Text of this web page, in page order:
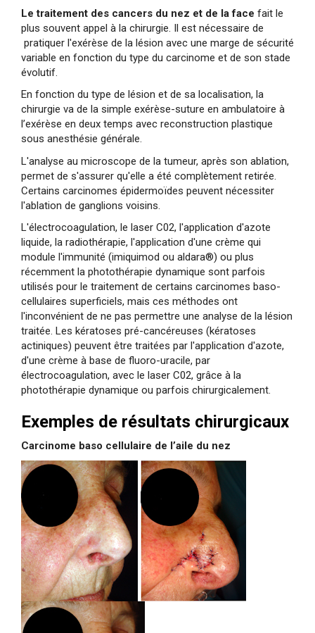
Le traitement des cancers du nez et de la face fait le
plus souvent appel à la chirurgie. Il est nécessaire de
pratiquer l'exérèse de la lésion avec une marge de sécurité
variable en fonction du type du carcinome et de son stade
évolutif.
En fonction du type de lésion et de sa localisation, la
chirurgie va de la simple exérèse-suture en ambulatoire à
l’exérèse en deux temps avec reconstruction plastique
sous anesthésie générale.
L'analyse au microscope de la tumeur, après son ablation,
permet de s'assurer qu'elle a été complètement retirée.
Certains carcinomes épidermoïdes peuvent nécessiter
l'ablation de ganglions voisins.
L'électrocoagulation, le laser C02, l'application d'azote
liquide, la radiothérapie, l'application d'une crème qui
module l'immunité (imiquimod ou aldara®) ou plus
récemment la photothérapie dynamique sont parfois
utilisés pour le traitement de certains carcinomes baso-
cellulaires superficiels, mais ces méthodes ont
l'inconvénient de ne pas permettre une analyse de la lésion
traitée. Les kératoses pré-cancéreuses (kératoses
actiniques) peuvent être traitées par l'application d'azote,
d'une crème à base de fluoro-uracile, par
électrocoagulation, avec le laser C02, grâce à la
photothérapie dynamique ou parfois chirurgicalement.
Exemples de résultats chirurgicaux
Carcinome baso cellulaire de l’aile du nez